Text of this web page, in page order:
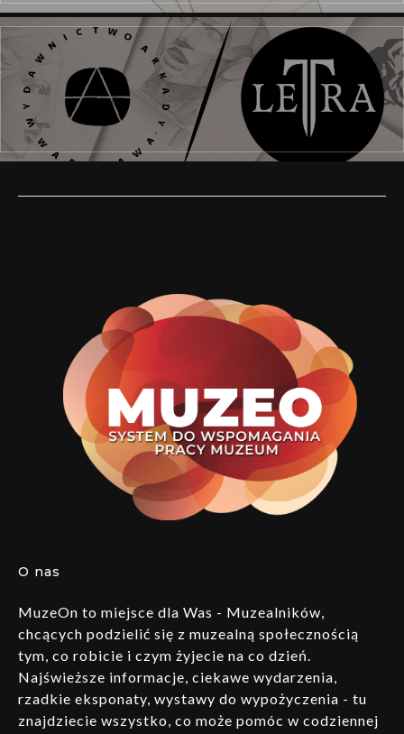
O nas
MuzeOn to miejsce dla Was - Muzealników,
chcących podzielić się z muzealną społecznością
tym, co robicie i czym żyjecie na co dzień.
Najświeższe informacje, ciekawe wydarzenia,
rzadkie eksponaty, wystawy do wypożyczenia - tu
znajdziecie wszystko, co może pomóc w codziennej